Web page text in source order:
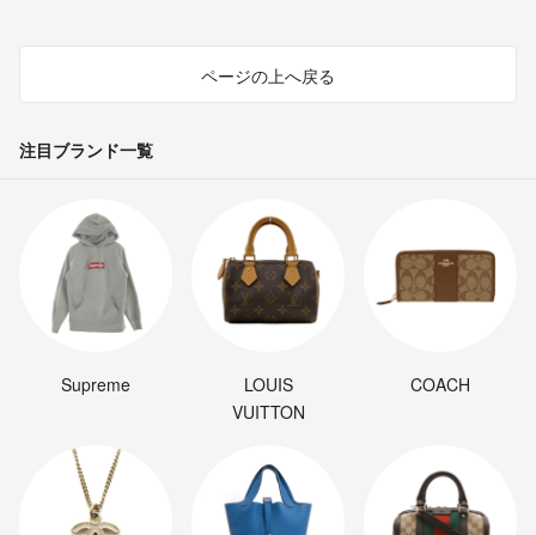
ページの上へ戻る
注目ブランド一覧
Supreme
LOUIS
VUITTON
COACH